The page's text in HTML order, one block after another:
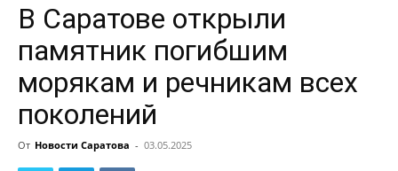
В Саратове открыли
памятник погибшим
морякам и речникам всех
поколений
От Новости Саратова - 03.05.2025